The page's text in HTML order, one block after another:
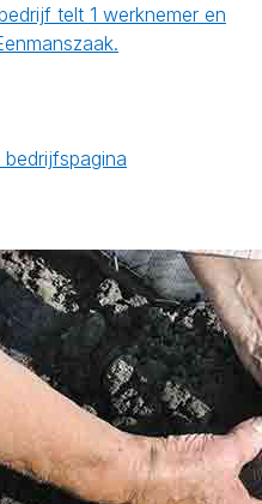
telt 1 werknemer en